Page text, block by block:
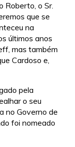
Roberto, o Sr.
que se
na
últimos anos
mas também
Cardoso e,
pela
o seu
no Governo de
foi nomeado